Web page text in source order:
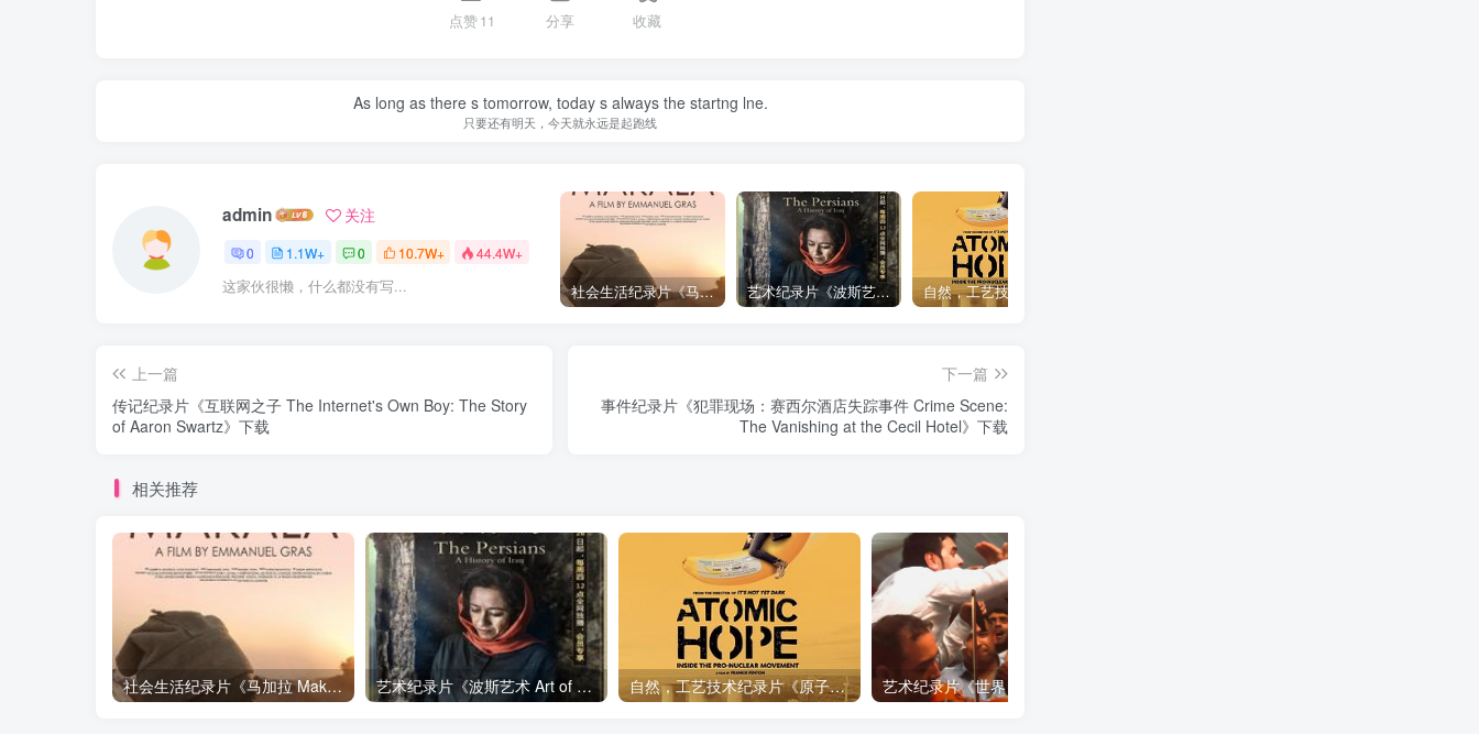
点赞11 分享 收藏
As long as there s tomorrow, today s always the startng lne.
只要还有明天，今天就永远是起跑线
admin 关注
0 1.1W+ 0 10.7W+ 44.4W+
这家伙很懒，什么都没有写... 社会生活纪录片《马加拉 Makala》下载 艺术纪录片《波斯艺术 Art of Persia》下载
上一篇
传记纪录片《互联网之子 The Internet's Own Boy: The Story
of Aaron Swartz》下载
下一篇
事件纪录片《犯罪现场：赛西尔酒店失踪事件 Crime Scene:
The Vanishing at the Cecil Hotel》下载
相关推荐
社会生活纪录片《马加拉 Makala》下载 艺术纪录片《波斯艺术 Art of Persia》下载 自然，工艺技术纪录片《原子能的希望 Atomic Hope – Inside the Pro-Nuclear Movement》下载